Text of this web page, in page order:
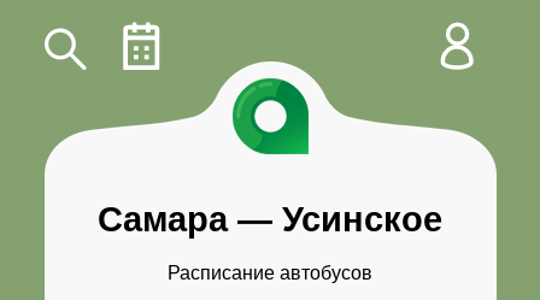
Самара— Усинское
Расписание автобусов